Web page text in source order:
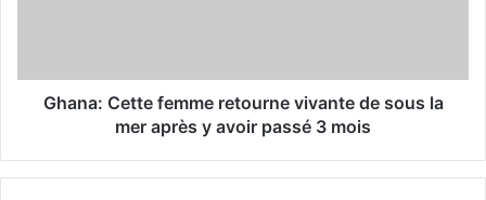
Ghana: Cette femme retourne vivante de sous la
mer après y avoir passé 3 mois